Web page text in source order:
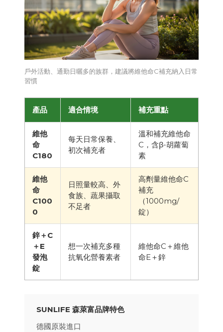
戶外活動、通勤日曬多的族群，建議將維他命C補充納入日常
習慣
產品 適合情境 補充重點
維他
命
C180
每天日常保養、
初次補充者
溫和補充維他命
C，含β-胡蘿蔔
素
維他
命
C100
0
日照量較高、外
食族、蔬果攝取
不足者
高劑量維他命C
補充
（1000mg/
錠）
鋅＋C
＋E
發泡
錠
想一次補充多種
抗氧化營養素者
維他命C＋維他
命E＋鋅
SUNLIFE 森萊富品牌特色
德國原裝進口